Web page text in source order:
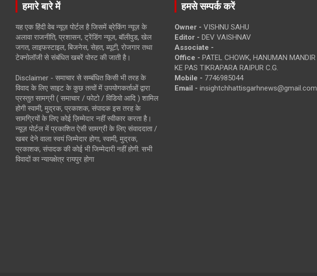
हमारे बारे में
यह एक हिंदी वेब न्यूज़ पोर्टल है जिसमें ब्रेकिंग न्यूज़ के
अलावा राजनीति, प्रशासन, ट्रेंडिंग न्यूज, बॉलीवुड, खेल
जगत, लाइफस्टाइल, बिजनेस, सेहत, ब्यूटी, रोजगार तथा
टेक्नोलॉजी से संबंधित खबरें पोस्ट की जाती है।
Disclaimer - समाचार से सम्बंधित किसी भी तरह के
विवाद के लिए साइट के कुछ तत्वों में उपयोगकर्ताओं द्वारा
प्रस्तुत सामग्री ( समाचार / फोटो / विडियो आदि ) शामिल
होगी स्वामी, मुद्रक, प्रकाशक, संपादक इस तरह के
सामग्रियों के लिए कोई ज़िम्मेदार नहीं स्वीकार करता है।
न्यूज़ पोर्टल में प्रकाशित ऐसी सामग्री के लिए संवाददाता /
खबर देने वाला स्वयं जिम्मेदार होगा, स्वामी, मुद्रक,
प्रकाशक, संपादक की कोई भी जिम्मेदारी नहीं होगी. सभी
विवादों का न्यायक्षेत्र रायपुर होगा
हमसे सम्पर्क करें
Owner - VISHNU SAHU
Editor - DEV VAISHNAV
Associate -
Office - PATEL CHOWK, HANUMAN MANDIR
KE PAS TIKRAPARA RAIPUR C.G.
Mobile - 7746985044
Email - insightchhattisgarhnews@gmail.com